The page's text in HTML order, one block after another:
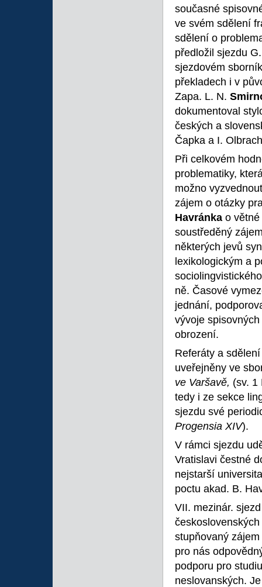
současné
ve svém sdělení
sdělení o
předložil sjezdu
sjezdovém
překladech i v
Zapa. L. N.
dokumentoval
českých a
Čapka a I.
Při celkovém
problematiky,
možno
zájem o otázky
Havránka o
soustředěný
některých jevů
lexikologickým a
ně. Časové
jednání,
vývoje
obrození.
Referáty a
uveřejněny ve
ve Varšavě, (sv. 1
tedy i ze sekce
sjezdu své
Progensia XIV).
V rámci sjezdu
Vratislavi čestné
nejstarší
poctu akad. B.
VII. mezinár.
stupňovaný
pro nás
podporu pro
neslovanských.